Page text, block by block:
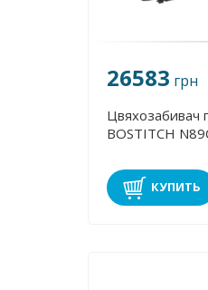
26583 грн
Цвяхозабивач
BOSTITCH
КУПИТЬ